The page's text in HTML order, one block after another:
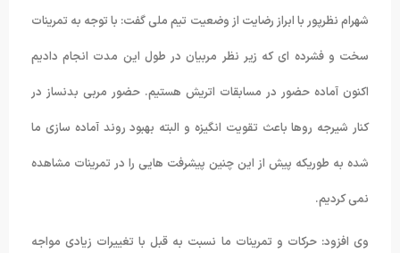
شهرام نظرپور با ابراز رضایت از وضعیت تیم ملی گفت: با توجه به تمرینات
سخت و فشرده ای که زیر نظر مربیان در طول این مدت انجام دادیم
اکنون آماده حضور در مسابقات اتریش هستیم. حضور مربی بدنساز در
کنار شیرجه روها باعث تقویت انگیزه و البته بهبود روند آماده سازی ما
شده به طوریکه پیش از این چنین پیشرفت هایی را در تمرینات مشاهده
نمی کردیم.
وی افزود: حرکات و تمرینات ما نسبت به قبل با تغییرات زیادی مواجه